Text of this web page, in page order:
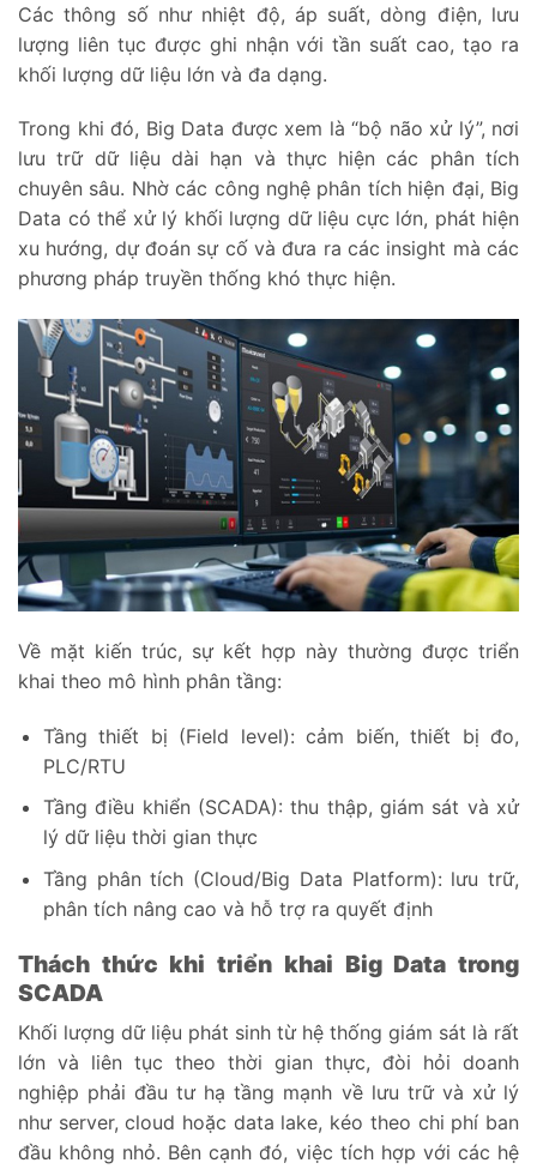
Các thông số như nhiệt độ, áp suất, dòng điện, lưu
lượng liên tục được ghi nhận với tần suất cao, tạo ra
khối lượng dữ liệu lớn và đa dạng.
Trong khi đó, Big Data được xem là “bộ não xử lý”, nơi
lưu trữ dữ liệu dài hạn và thực hiện các phân tích
chuyên sâu. Nhờ các công nghệ phân tích hiện đại, Big
Data có thể xử lý khối lượng dữ liệu cực lớn, phát hiện
xu hướng, dự đoán sự cố và đưa ra các insight mà các
phương pháp truyền thống khó thực hiện.
Về mặt kiến trúc, sự kết hợp này thường được triển
khai theo mô hình phân tầng:
Tầng thiết bị (Field level): cảm biến, thiết bị đo,
PLC/RTU
Tầng điều khiển (SCADA): thu thập, giám sát và xử
lý dữ liệu thời gian thực
Tầng phân tích (Cloud/Big Data Platform): lưu trữ,
phân tích nâng cao và hỗ trợ ra quyết định
Thách thức khi triển khai Big Data trong
SCADA
Khối lượng dữ liệu phát sinh từ hệ thống giám sát là rất
lớn và liên tục theo thời gian thực, đòi hỏi doanh
nghiệp phải đầu tư hạ tầng mạnh về lưu trữ và xử lý
như server, cloud hoặc data lake, kéo theo chi phí ban
đầu không nhỏ. Bên cạnh đó, việc tích hợp với các hệ